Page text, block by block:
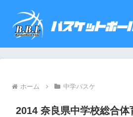
ホーム 中学バスケ
2014 奈良県中学校総合体